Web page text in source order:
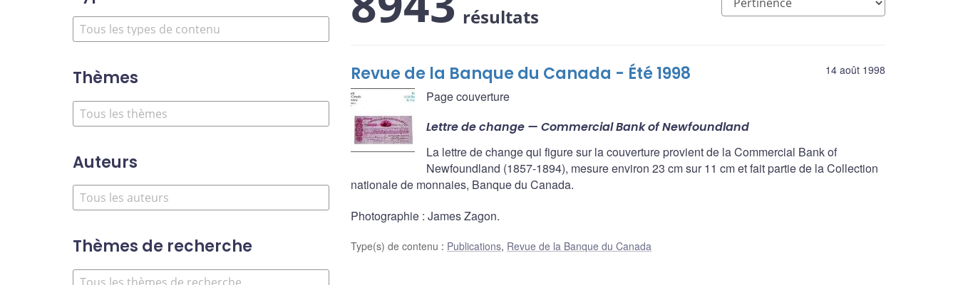
Thèmes
Auteurs
Thèmes de recherche
résultats
14 août 1998
Revue de la Banque du Canada - Été 1998
Page couverture
Lettre de change — Commercial Bank of Newfoundland
La lettre de change qui figure sur la couverture provient de la Commercial Bank of
Newfoundland (1857-1894), mesure environ 23 cm sur 11 cm et fait partie de la Collection
nationale de monnaies, Banque du Canada.
Photographie : James Zagon.
Type(s) de contenu : Publications, Revue de la Banque du Canada